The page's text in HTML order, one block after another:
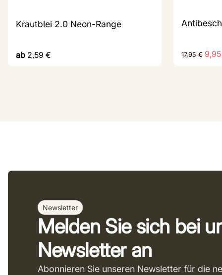
Krautblei 2.0 Neon-Range
ab 2,59 € 17,95€ 9,95
Newsletter
Melden Sie sich bei
Newsletter an
Abonnieren Sie unseren Newsletter für die